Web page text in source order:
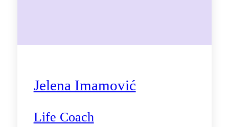
Jelena Imamović
Life Coach